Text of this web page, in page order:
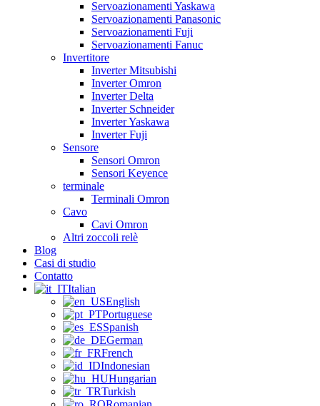
Servoazionamenti Yaskawa
Servoazionamenti Panasonic
Servoazionamenti Fuji
Servoazionamenti Fanuc
Invertitore
Inverter Mitsubishi
Inverter Omron
Inverter Delta
Inverter Schneider
Inverter Yaskawa
Inverter Fuji
Sensore
Sensori Omron
Sensori Keyence
terminale
Terminali Omron
Cavo
Cavi Omron
Altri zoccoli relè
Blog
Casi di studio
Contatto
Italian
English
Portuguese
Spanish
German
French
Indonesian
Hungarian
Turkish